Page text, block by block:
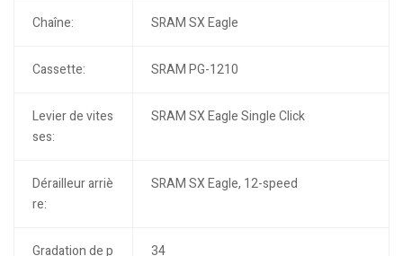
Chaîne: SRAM SX Eagle
Cassette: SRAM PG-1210
Levier de vites
ses:
SRAM SX Eagle Single Click
Dérailleur arriè
re:
SRAM SX Eagle, 12-speed
Gradation de p 34